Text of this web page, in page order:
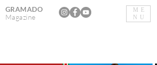
ME
NU
GRAMADO
Magazine